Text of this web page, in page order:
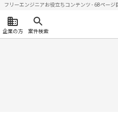
フリーエンジニアお役立ちコンテンツ - 68ページ
企業の方 案件検索